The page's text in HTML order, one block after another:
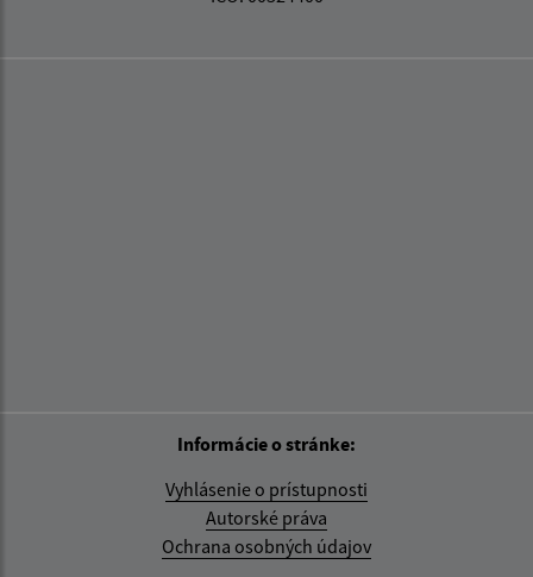
Informácie o stránke:
Vyhlásenie o prístupnosti
Autorské práva
Ochrana osobných údajov